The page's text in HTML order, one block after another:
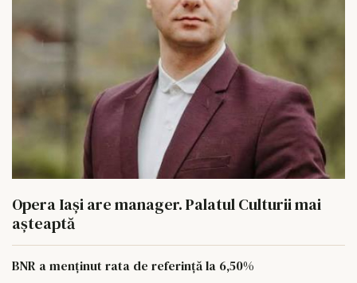
Opera Iași are manager. Palatul Culturii mai
așteaptă
BNR a menținut rata de referință la 6,50%